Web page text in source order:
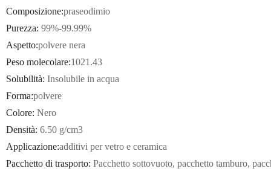
Composizione:praseodimio
Purezza: 99%-99.99%
Aspetto:polvere nera
Peso molecolare:1021.43
Solubilità: Insolubile in acqua
Forma:polvere
Colore: Nero
Densità: 6.50 g/cm3
Applicazione:additivi per vetro e ceramica
Pacchetto di trasporto: Pacchetto sottovuoto, pacchetto tamburo,